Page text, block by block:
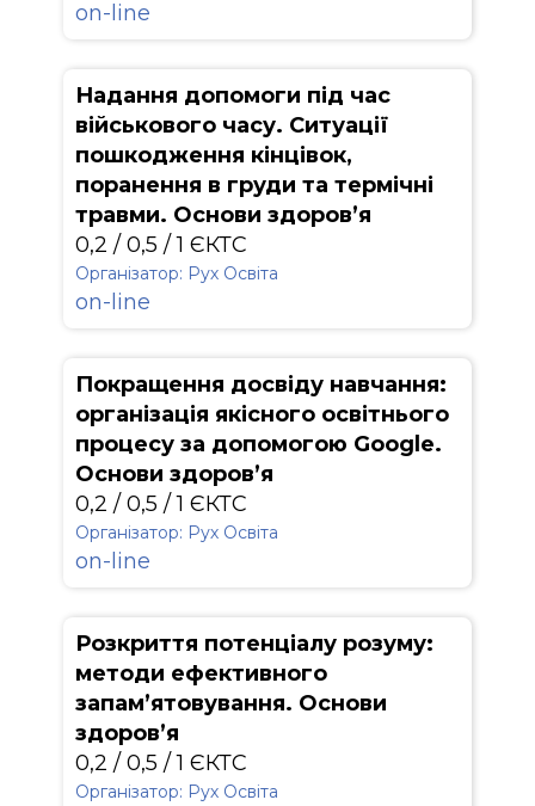
on-line
Надання допомоги під час
військового часу. Ситуації
пошкодження кінцівок,
поранення в груди та термічні
травми. Основи здоров’я
0,2 / 0,5 / 1 ЄКТС
Організатор: Рух Освіта
on-line
Покращення досвіду навчання:
організація якісного освітнього
процесу за допомогою Google.
Основи здоров’я
0,2 / 0,5 / 1 ЄКТС
Організатор: Рух Освіта
on-line
Розкриття потенціалу розуму:
методи ефективного
запам’ятовування. Основи
здоров’я
0,2 / 0,5 / 1 ЄКТС
Організатор: Рух Освіта